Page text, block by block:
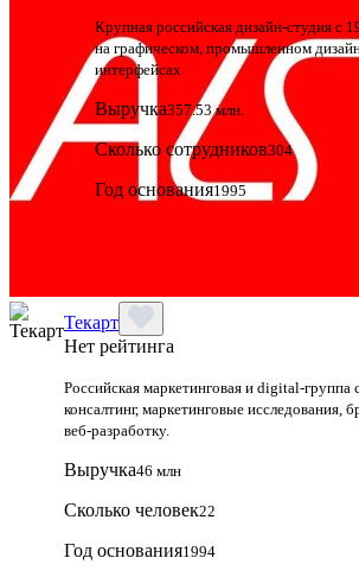
Крупная российская дизайн‑студия с
на графическом, промышленном
интерфейсах
Выручка357.53 млн.
Сколько сотрудников304
Год основания1995
Текарт
Нет рейтинга
Российская маркетинговая и digital‑группа
консалтинг, маркетинговые исследования,
веб‑разработку.
Выручка46 млн
Сколько человек22
Год основания1994